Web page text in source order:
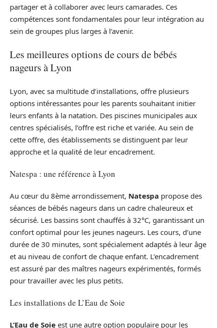
partager et à collaborer avec leurs camarades. Ces
compétences sont fondamentales pour leur intégration au
sein de groupes plus larges à l’avenir.
Les meilleures options de cours de bébés
nageurs à Lyon
Lyon, avec sa multitude d’installations, offre plusieurs
options intéressantes pour les parents souhaitant initier
leurs enfants à la natation. Des piscines municipales aux
centres spécialisés, l’offre est riche et variée. Au sein de
cette offre, des établissements se distinguent par leur
approche et la qualité de leur encadrement.
Natespa : une référence à Lyon
Au cœur du 8ème arrondissement, Natespa propose des
séances de bébés nageurs dans un cadre chaleureux et
sécurisé. Les bassins sont chauffés à 32°C, garantissant un
confort optimal pour les jeunes nageurs. Les cours, d’une
durée de 30 minutes, sont spécialement adaptés à leur âge
et au niveau de confort de chaque enfant. L’encadrement
est assuré par des maîtres nageurs expérimentés, formés
pour travailler avec les plus petits.
Les installations de L’Eau de Soie
L’Eau de Soie est une autre option populaire pour les